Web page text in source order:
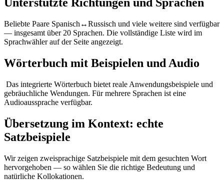
Beliebte Paare Spanisch↔Russisch und viele weitere sind verfügbar
— insgesamt über 20 Sprachen. Die vollständige Liste wird im
Sprachwähler auf der Seite angezeigt.
Wörterbuch mit Beispielen und Audio
Das integrierte Wörterbuch bietet reale Anwendungsbeispiele und
gebräuchliche Wendungen. Für mehrere Sprachen ist eine
Audioaussprache verfügbar.
Übersetzung im Kontext: echte
Satzbeispiele
Wir zeigen zweisprachige Satzbeispiele mit dem gesuchten Wort
hervorgehoben — so wählen Sie die richtige Bedeutung und
natürliche Kollokationen.